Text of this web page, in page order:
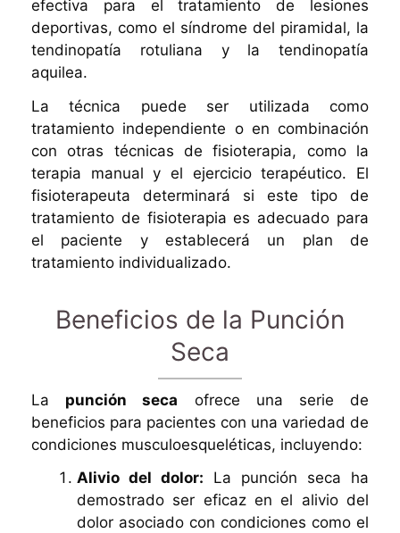
efectiva para el tratamiento de lesiones
deportivas, como el síndrome del piramidal, la
tendinopatía rotuliana y la tendinopatía
aquilea.
La técnica puede ser utilizada como
tratamiento independiente o en combinación
con otras técnicas de fisioterapia, como la
terapia manual y el ejercicio terapéutico. El
fisioterapeuta determinará si este tipo de
tratamiento de fisioterapia es adecuado para
el paciente y establecerá un plan de
tratamiento individualizado.
Beneficios de la Punción
Seca
La punción seca ofrece una serie de
beneficios para pacientes con una variedad de
condiciones musculoesqueléticas, incluyendo:
Alivio del dolor: La punción seca ha
demostrado ser eficaz en el alivio del
dolor asociado con condiciones como el